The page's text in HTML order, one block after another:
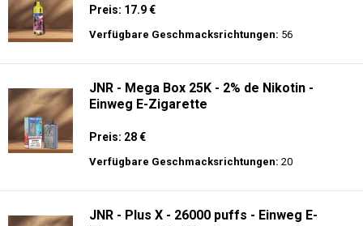
Preis: 17.9 €
Verfügbare Geschmacksrichtungen: 56
JNR - Mega Box 25K - 2% de Nikotin -
Einweg E-Zigarette
Preis: 28 €
Verfügbare Geschmacksrichtungen: 20
JNR - Plus X - 26000 puffs - Einweg E-